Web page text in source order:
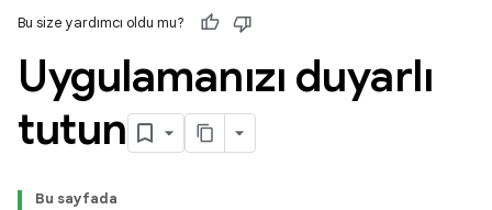
Bu size yardımcı oldu mu?
Uygulamanızı duyarlı
tutun
Bu sayfada